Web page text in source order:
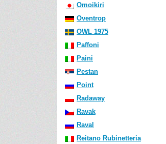
Omoikiri
Oventrop
OWL 1975
Paffoni
Paini
Pestan
Point
Radaway
Ravak
Raval
Reitano Rubinetteria